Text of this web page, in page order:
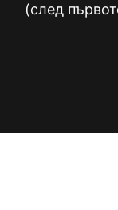
(след